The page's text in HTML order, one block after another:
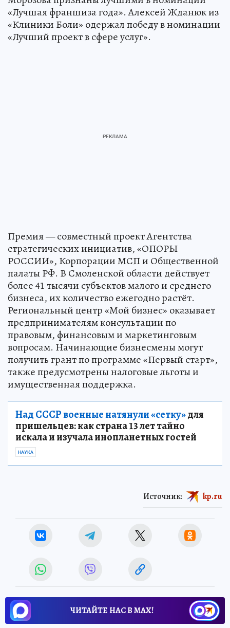
«Лучшая франшиза года». Алексей Жданюк из
«Клиники Боли» одержал победу в номинации
«Лучший проект в сфере услуг».
Премия — совместный проект Агентства
стратегических инициатив, «ОПОРЫ
РОССИИ», Корпорации МСП и Общественной
палаты РФ. В Смоленской области действует
более 41 тысячи субъектов малого и среднего
бизнеса, их количество ежегодно растёт.
Региональный центр «Мой бизнес» оказывает
предпринимателям консультации по
правовым, финансовым и маркетинговым
вопросам. Начинающие бизнесмены могут
получить грант по программе «Первый старт»,
также предусмотрены налоговые льготы и
имущественная поддержка.
Над СССР военные натянули «сетку»для
пришельцев: как страна 13 лет тайно
искала и изучала инопланетных гостей
НАУКА
Источник: kp.ru
ЧИТАЙТЕ НАС В МАХ!